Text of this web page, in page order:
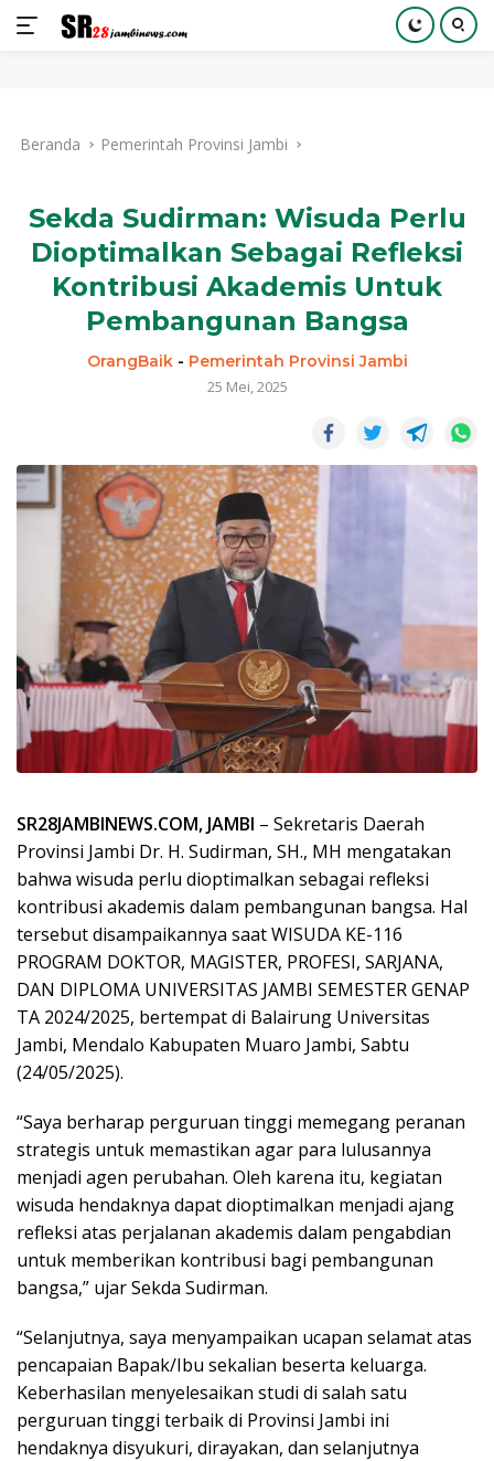
kontenBeranda Pemerintah Provinsi Jambi
Sekda Sudirman: Wisuda Perlu
Dioptimalkan Sebagai Refleksi
Kontribusi Akademis Untuk
Pembangunan Bangsa
OrangBaik- Pemerintah Provinsi Jambi
25 Mei, 2025
SR28JAMBINEWS.COM, JAMBI – Sekretaris Daerah
Provinsi Jambi Dr. H. Sudirman, SH., MH mengatakan
bahwa wisuda perlu dioptimalkan sebagai refleksi
kontribusi akademis dalam pembangunan bangsa. Hal
tersebut disampaikannya saat WISUDA KE-116
PROGRAM DOKTOR, MAGISTER, PROFESI, SARJANA,
DAN DIPLOMA UNIVERSITAS JAMBI SEMESTER GENAP
TA 2024/2025, bertempat di Balairung Universitas
Jambi, Mendalo Kabupaten Muaro Jambi, Sabtu
(24/05/2025).
“Saya berharap perguruan tinggi memegang peranan
strategis untuk memastikan agar para lulusannya
menjadi agen perubahan. Oleh karena itu, kegiatan
wisuda hendaknya dapat dioptimalkan menjadi ajang
refleksi atas perjalanan akademis dalam pengabdian
untuk memberikan kontribusi bagi pembangunan
bangsa,” ujar Sekda Sudirman.
“Selanjutnya, saya menyampaikan ucapan selamat atas
pencapaian Bapak/Ibu sekalian beserta keluarga.
Keberhasilan menyelesaikan studi di salah satu
perguruan tinggi terbaik di Provinsi Jambi ini
hendaknya disyukuri, dirayakan, dan selanjutnya